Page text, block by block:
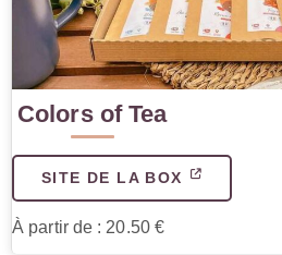
Colors of Tea
SITE DE LA BOX
À partir de : 20.50 €